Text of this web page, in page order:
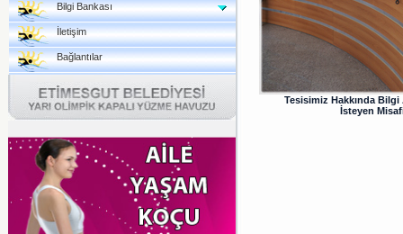
Bilgi Bankası
İletişim
Bağlantılar
Tesisimiz Hakkında
İsteyen